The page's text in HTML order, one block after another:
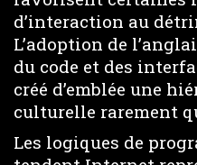
d’interaction au
L’adoption de
du code et des
créé d’emblée une
culturelle rarement
Les logiques de